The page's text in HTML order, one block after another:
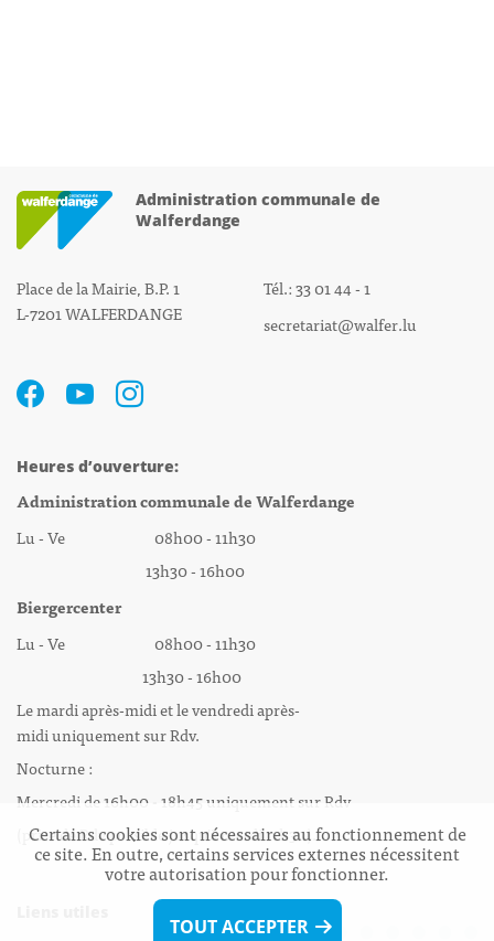
Administration communale de
Walferdange
Place de la Mairie, B.P. 1
L-7201 WALFERDANGE
Tél.: 33 01 44 - 1
secretariat@walfer.lu
Heures d’ouverture:
Administration communale de Walferdange
Lu - Ve 08h00 - 11h30
13h30 - 16h00
Biergercenter
Lu - Ve 08h00 - 11h30
13h30 - 16h00
Le mardi après-midi et le vendredi après-
midi uniquement sur Rdv.
Nocturne :
Mercredi de 16h00 - 18h45 uniquement sur Rdv
(prise de Rdv possible jusqu'à mardi 11h30).
Certains cookies sont nécessaires au fonctionnement de
ce site. En outre, certains services externes nécessitent
votre autorisation pour fonctionner.
TOUT ACCEPTER